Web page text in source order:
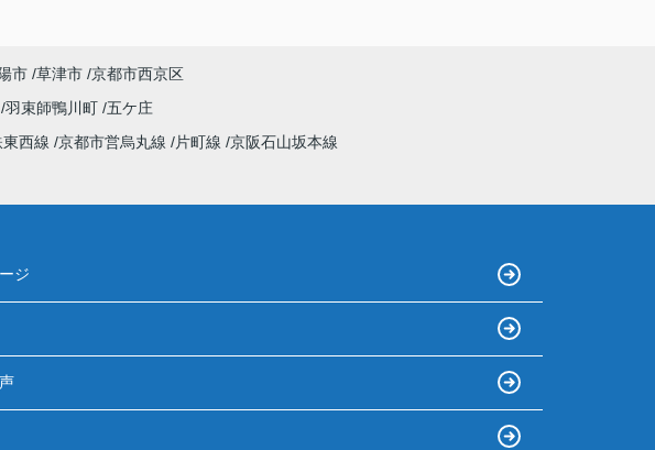
市 草津市 京都市西京区
羽束師鴨川町 五ケ庄
西線 京都市営烏丸線 片町線 京阪石山坂本線
ジ